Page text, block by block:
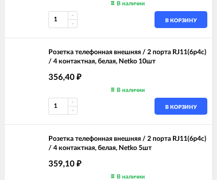
В наличии
В КОРЗИНУ
Розетка телефонная внешняя / 2 порта RJ11(6p4c)
/ 4 контактная, белая, Netko 10шт
356,40 ₽
В наличии
В КОРЗИНУ
Розетка телефонная внешняя / 2 порта RJ11(6p4c)
/ 4 контактная, белая, Netko 5шт
359,10 ₽
В наличии